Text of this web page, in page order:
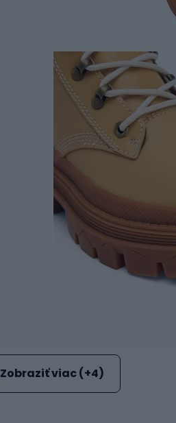
Zobraziť viac (+4)